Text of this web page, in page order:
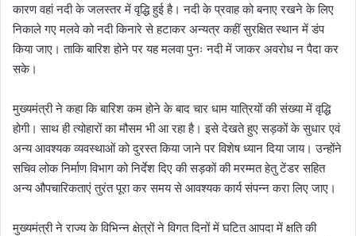
कारण वहां नदी के जलस्तर में वृद्धि हुई है। नदी के प्रवाह को बनाए रखने के लिए
निकाले गए मलवे को नदी किनारे से हटाकर अन्यत्र कहीं सुरक्षित स्थान में डंप
किया जाए। ताकि बारिश होने पर यह मलवा पुनः नदी में जाकर अवरोध न पैदा कर
सके।
मुख्यमंत्री ने कहा कि बारिश कम होने के बाद चार धाम यात्रियों की संख्या में वृद्धि
होगी। साथ ही त्योहारों का मौसम भी आ रहा है। इसे देखते हुए सड़कों के सुधार एवं
अन्य आवश्यक व्यवस्थाओं को दुरस्त किया जाने पर विशेष ध्यान दिया जाय। उन्होंने
सचिव लोक निर्माण विभाग को निर्देश दिए की सड़कों की मरम्मत हेतु टेंडर सहित
अन्य औपचारिकताएं तुरंत पूरा कर समय से आवश्यक कार्य संपन्न करा लिए जाए।
मुख्यमंत्री ने राज्य के विभिन्न क्षेत्रों ने विगत दिनों में घटित आपदा में क्षति की